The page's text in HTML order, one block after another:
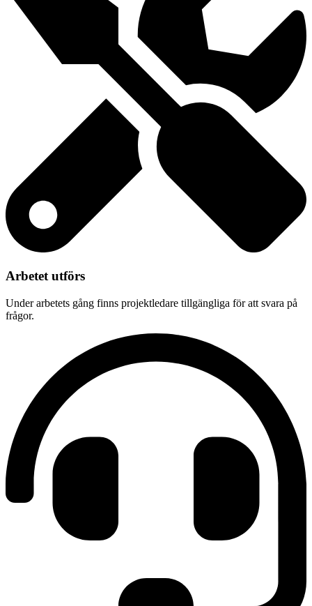
Arbetet utförs
Under arbetets gång finns projektledare tillgängliga för att svara på
frågor.